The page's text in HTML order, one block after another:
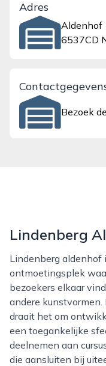
Adres
Aldenhof
6537CD
Bezoek
Lindenberg
Lindenberg aldenhof in nijmegen is een culturele
ontmoetingsplek
bezoekers elkaar
andere
draait het om
een toegankelijke
deelnemen aan
die aansluiten bij